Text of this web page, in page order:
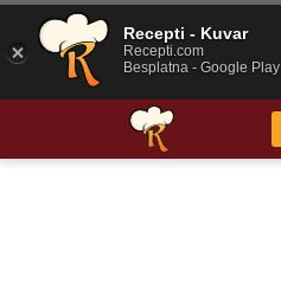
Recepti - Kuvar
Recepti.com
Besplatna - Google Play